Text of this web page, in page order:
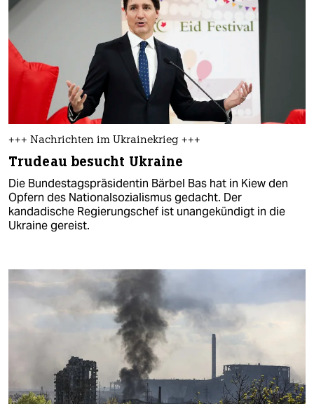
+++ Nachrichten im Ukrainekrieg +++
Trudeau besucht Ukraine
Die Bundestagspräsidentin Bärbel Bas hat in Kiew den
Opfern des Nationalsozialismus gedacht. Der
kandadische Regierungschef ist unangekündigt in die
Ukraine gereist.